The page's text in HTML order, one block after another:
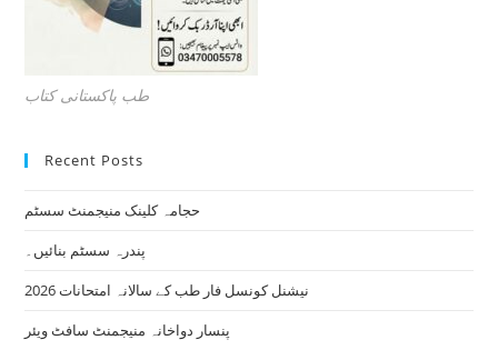
طب پاکستانی کتاب
Recent Posts
حجامہ کلینک منیجمنٹ سسٹم
پندرہ سسٹم بنائیں۔
نیشنل کونسل فار طب کے سالانہ امتحانات 2026
پنسار دواخانہ منیجمنٹ سافٹ ویئر